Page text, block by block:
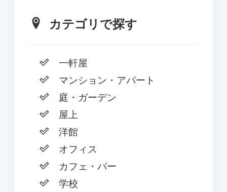
カテゴリで探す
一軒屋
マンション・アパート
庭・ガーデン
屋上
洋館
オフィス
カフェ・バー
学校